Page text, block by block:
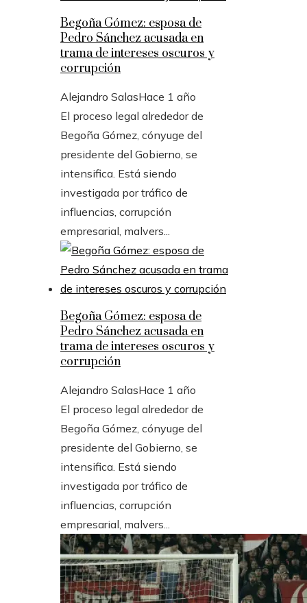
Begoña Gómez: esposa de
Pedro Sánchez acusada en
trama de intereses oscuros y
corrupción
Alejandro SalasHace 1 año
El proceso legal alrededor de
Begoña Gómez, cónyuge del
presidente del Gobierno, se
intensifica. Está siendo
investigada por tráfico de
influencias, corrupción
empresarial, malvers...
Begoña Gómez: esposa de
Pedro Sánchez acusada en
trama de intereses oscuros y
corrupción
Alejandro SalasHace 1 año
El proceso legal alrededor de
Begoña Gómez, cónyuge del
presidente del Gobierno, se
intensifica. Está siendo
investigada por tráfico de
influencias, corrupción
empresarial, malvers...